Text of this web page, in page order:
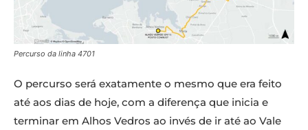
Percurso da linha 4701
O percurso será exatamente o mesmo que era feito
até aos dias de hoje, com a diferença que inicia e
terminar em Alhos Vedros ao invés de ir até ao Vale